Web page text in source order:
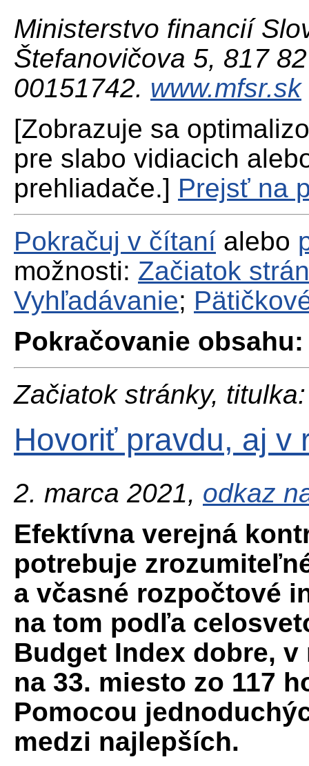
Ministerstvo financií
Štefanovičova 5, 817
00151742. www.mfsr.sk
[Zobrazuje sa
pre slabo vidiacich
prehliadače.] Prejsť na
Pokračuj v čítaní alebo
možnosti: Začiatok
Vyhľadávanie;
Pokračovanie obsahu:
Začiatok stránky, titulka:
Hovoriť pravdu, aj v
2. marca 2021, odkaz
Efektívna verejná
potrebuje
a včasné rozpočtové
na tom podľa
Budget Index dobre,
na 33. miesto zo 117
Pomocou
medzi najlepších.